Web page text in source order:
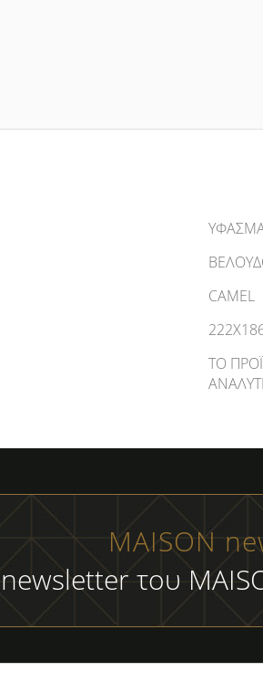
CAMEL
ΤΟ
MAISON
του